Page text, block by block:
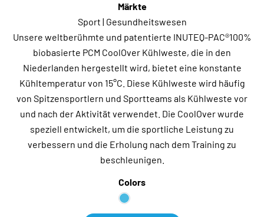
Märkte
Sport | Gesundheitswesen
Unsere weltberühmte und patentierte INUTEQ-PAC®100%
biobasierte PCM CoolOver Kühlweste, die in den
Niederlanden hergestellt wird, bietet eine konstante
Kühltemperatur von 15°C. Diese Kühlweste wird häufig
von Spitzensportlern und Sportteams als Kühlweste vor
und nach der Aktivität verwendet. Die CoolOver wurde
speziell entwickelt, um die sportliche Leistung zu
verbessern und die Erholung nach dem Training zu
beschleunigen.
Colors